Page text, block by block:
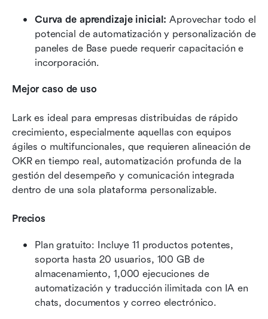
Curva de aprendizaje inicial: Aprovechar todo el
potencial de automatización y personalización de
paneles de Base puede requerir capacitación e
incorporación.
Mejor caso de uso
Lark es ideal para empresas distribuidas de rápido
crecimiento, especialmente aquellas con equipos
ágiles o multifuncionales, que requieren alineación de
OKR en tiempo real, automatización profunda de la
gestión del desempeño y comunicación integrada
dentro de una sola plataforma personalizable.
Precios
Plan gratuito: Incluye 11 productos potentes,
soporta hasta 20 usuarios, 100 GB de
almacenamiento, 1,000 ejecuciones de
automatización y traducción ilimitada con IA en
chats, documentos y correo electrónico.